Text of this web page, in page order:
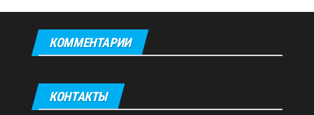
КОММЕНТАРИИ
КОНТАКТЫ